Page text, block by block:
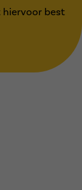
hiervoor best